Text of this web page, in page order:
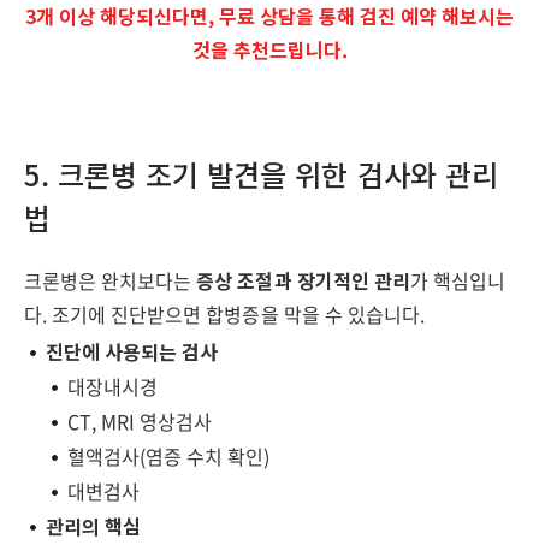
3개 이상 해당되신다면, 무료 상담을 통해 검진 예약 해보시는
것을 추천드립니다.
5. 크론병 조기 발견을 위한 검사와 관리
법
크론병은 완치보다는증상 조절과 장기적인 관리가 핵심입니
다. 조기에 진단받으면 합병증을 막을 수 있습니다.
진단에 사용되는 검사
대장내시경
CT, MRI 영상검사
혈액검사(염증 수치 확인)
대변검사
관리의 핵심